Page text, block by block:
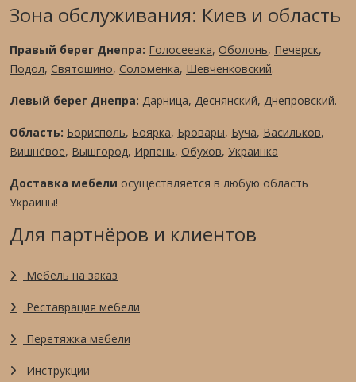
Зона обслуживания: Киев и область
Правый берег Днепра: Голосеевка, Оболонь, Печерск,
Подол, Святошино, Соломенка, Шевченковский.
Левый берег Днепра: Дарница, Деснянский, Днепровский.
Область: Борисполь, Боярка, Бровары, Буча, Васильков,
Вишнёвое, Вышгород, Ирпень, Обухов, Украинка
Доставка мебели осуществляется в любую область
Украины!
Для партнёров и клиентов
Мебель на заказ
Реставрация мебели
Перетяжка мебели
Инструкции